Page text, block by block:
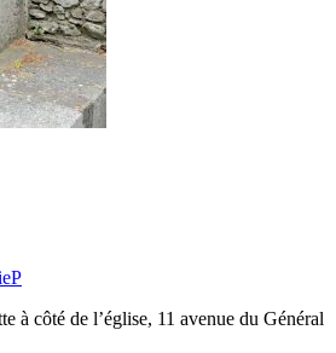
à côté de l’église, 11 avenue du Général